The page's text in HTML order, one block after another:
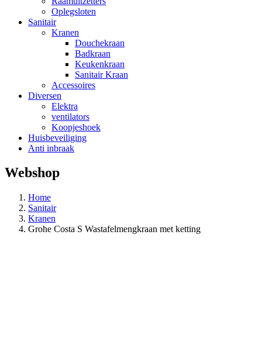
Oplegsloten
Sanitair
Kranen
Douchekraan
Badkraan
Keukenkraan
Sanitair Kraan
Accessoires
Diversen
Elektra
ventilators
Koopjeshoek
Huisbeveiliging
Anti inbraak
Webshop
Home
Sanitair
Kranen
Grohe Costa S Wastafelmengkraan met ketting